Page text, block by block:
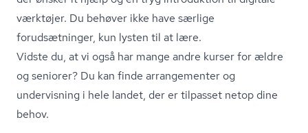
værktøjer. Du behøver ikke have særlige
forudsætninger, kun lysten til at lære.
Vidste du, at vi også har mange andre kurser for ældre
og seniorer? Du kan finde arrangementer og
undervisning i hele landet, der er tilpasset netop dine
behov.